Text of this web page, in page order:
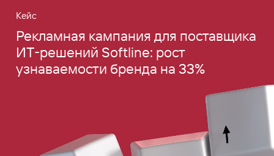
Кейс
Рекламная кампания для поставщика
ИТ‑решений Softline: рост
узнаваемости бренда на 33%